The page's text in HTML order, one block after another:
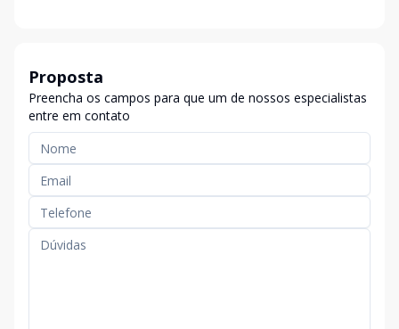
Proposta
Preencha os campos para que um de nossos especialistas
entre em contato